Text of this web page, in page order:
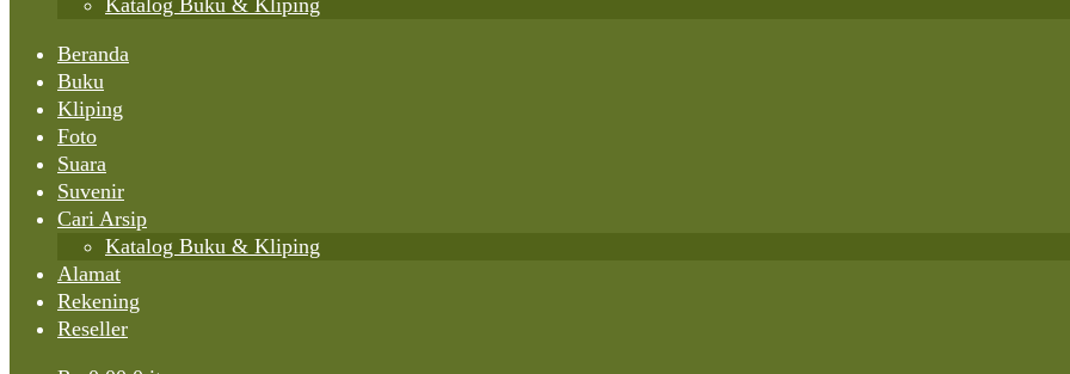
Katalog Buku & Kliping
Beranda
Buku
Kliping
Foto
Suara
Suvenir
Cari Arsip
Katalog Buku & Kliping
Alamat
Rekening
Reseller